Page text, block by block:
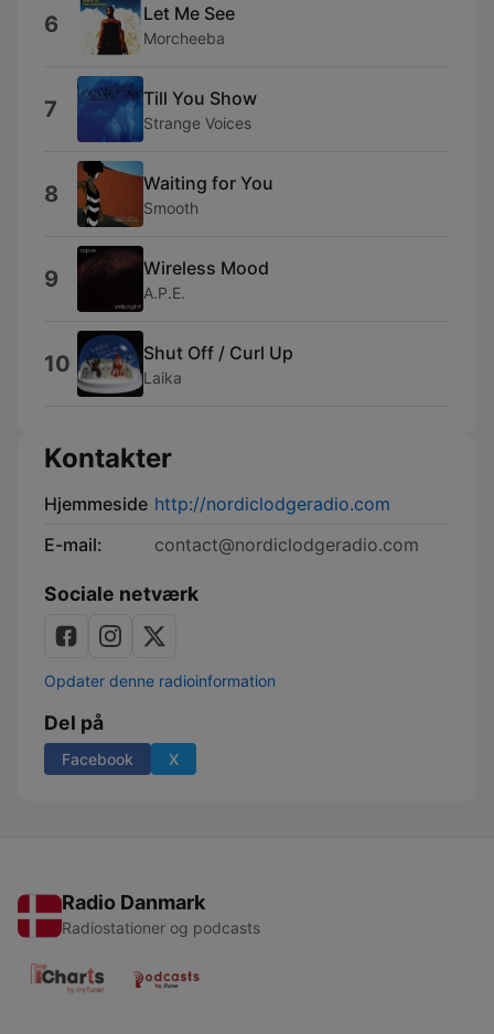
6 Let Me See
Morcheeba
7 Till You Show
Strange Voices
8 Waiting for You
Smooth
9 Wireless Mood
A.P.E.
10 Shut Off / Curl Up
Laika
Kontakter
Hjemmeside http://nordiclodgeradio.com
E-mail:
contact@nordiclodgeradio.com
Sociale netværk
Opdater denne radioinformation
Del på
Facebook X
Radio Danmark
Radiostationer og podcasts